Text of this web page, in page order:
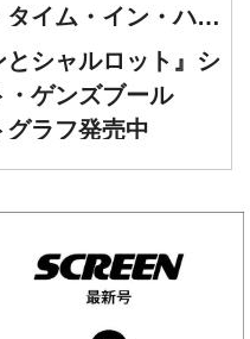
イム・イン・ハリ
オナルド・ディカプ
ートグラフ発売中
とシャルロット』シ
・ゲンズブール
グラフ発売中